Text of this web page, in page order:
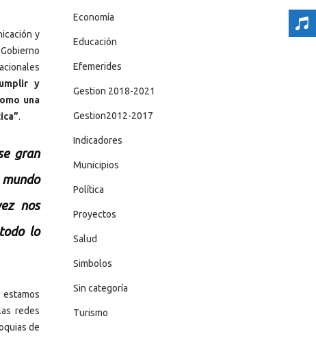
y
y
una
.
gran
nos
lo
redes
de
Economía
Educación
Efemerides
Gestion 2018-2021
Gestion2012-2017
Indicadores
Municipios
Política
Proyectos
Salud
Simbolos
Sin categoría
Turismo